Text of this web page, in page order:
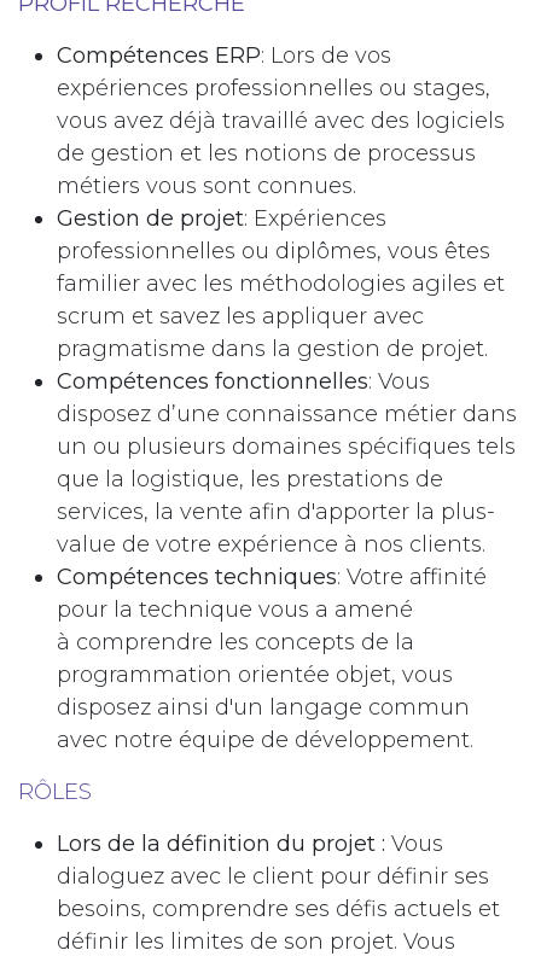
Compétences ERP: Lors de vos
expériences professionnelles ou stages,
vous avez déjà travaillé avec des logiciels
de gestion et les notions de processus
métiers vous sont connues.
Gestion de projet: Expériences
professionnelles ou diplômes, vous êtes
familier avec les méthodologies agiles et
scrum et savez les appliquer avec
pragmatisme dans la gestion de projet.
Compétences fonctionnelles: Vous
disposez d’une connaissance métier dans
un ou plusieurs domaines spécifiques tels
que la logistique, les prestations de
services, la vente afin d'apporter la plus-
value de votre expérience à nos clients.
Compétences techniques: Votre affinité
pour la technique vous a amené
à comprendre les concepts de la
programmation orientée objet, vous
disposez ainsi d'un langage commun
avec notre équipe de développement.
RÔLES
Lors de la définition du projet : Vous
dialoguez avec le client pour définir ses
besoins, comprendre ses défis actuels et
définir les limites de son projet. Vous